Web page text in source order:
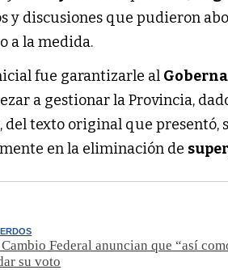
y discusiones que pudieron
a la medida.
fue garantizarle al
a gestionar la Provincia,
del texto original que presentó,
en la eliminación de
Federal anuncian que “así
su voto